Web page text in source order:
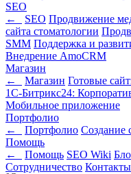
SEO
←
SEO Продвижение
сайта стоматологии
SMM Поддержка и
Внедрение AmoCRM
Магазин
←
Магазин Готовые
1С-Битрикс24:
Мобильное приложение
Портфолио
←
Портфолио Создание
Помощь
←
Помощь SEO Wiki
Сотрудничество Контакты